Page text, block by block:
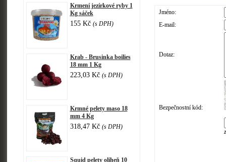
Krmení jezírkové ryby 1
Kg sáček
155 Kč (s DPH)
Krab - Brusinka boilies
18 mm 1 Kg
223,03 Kč (s DPH)
Krmné pelety maso 18
mm 4 Kg
318,47 Kč (s DPH)
Squid pelety oliheň 10
Jméno:
E-mail:
Dotaz:
Bezpečnostní kód: